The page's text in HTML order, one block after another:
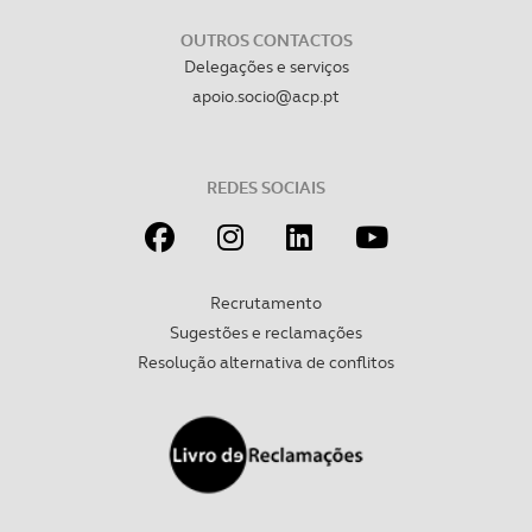
OUTROS CONTACTOS
Delegações e serviços
apoio.socio@acp.pt
REDES SOCIAIS
Recrutamento
Sugestões e reclamações
Resolução alternativa de conflitos